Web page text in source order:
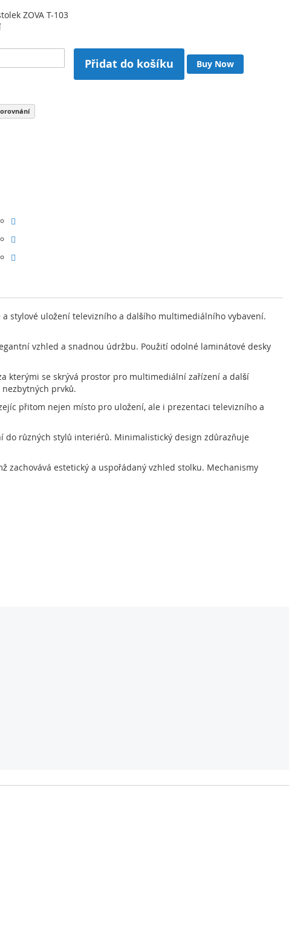
ZOVA T-103
Přidat do košíku Buy Now
a stylové uložení televizního a dalšího multimediálního vybavení.
vzhled a snadnou údržbu. Použití odolné laminátové desky
kterými se skrývá prostor pro multimediální zařízení a další
prvků.
přitom nejen místo pro uložení, ale i prezentaci televizního a
do různých stylů interiérů. Minimalistický design zdůrazňuje
estetický a uspořádaný vzhled stolku. Mechanismy
zpracování. Jeho univerzálnost a praktičnost zajišťují, že bude